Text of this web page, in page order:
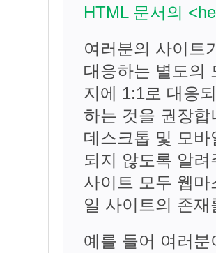
HTML 문서의
여러분의 사이트
대응하는 별도의
지에 1:1로 대응
하는 것을 권장
데스크톱 및 모
되지 않도록 알
사이트 모두 웹
일 사이트의 존
예를 들어 여러